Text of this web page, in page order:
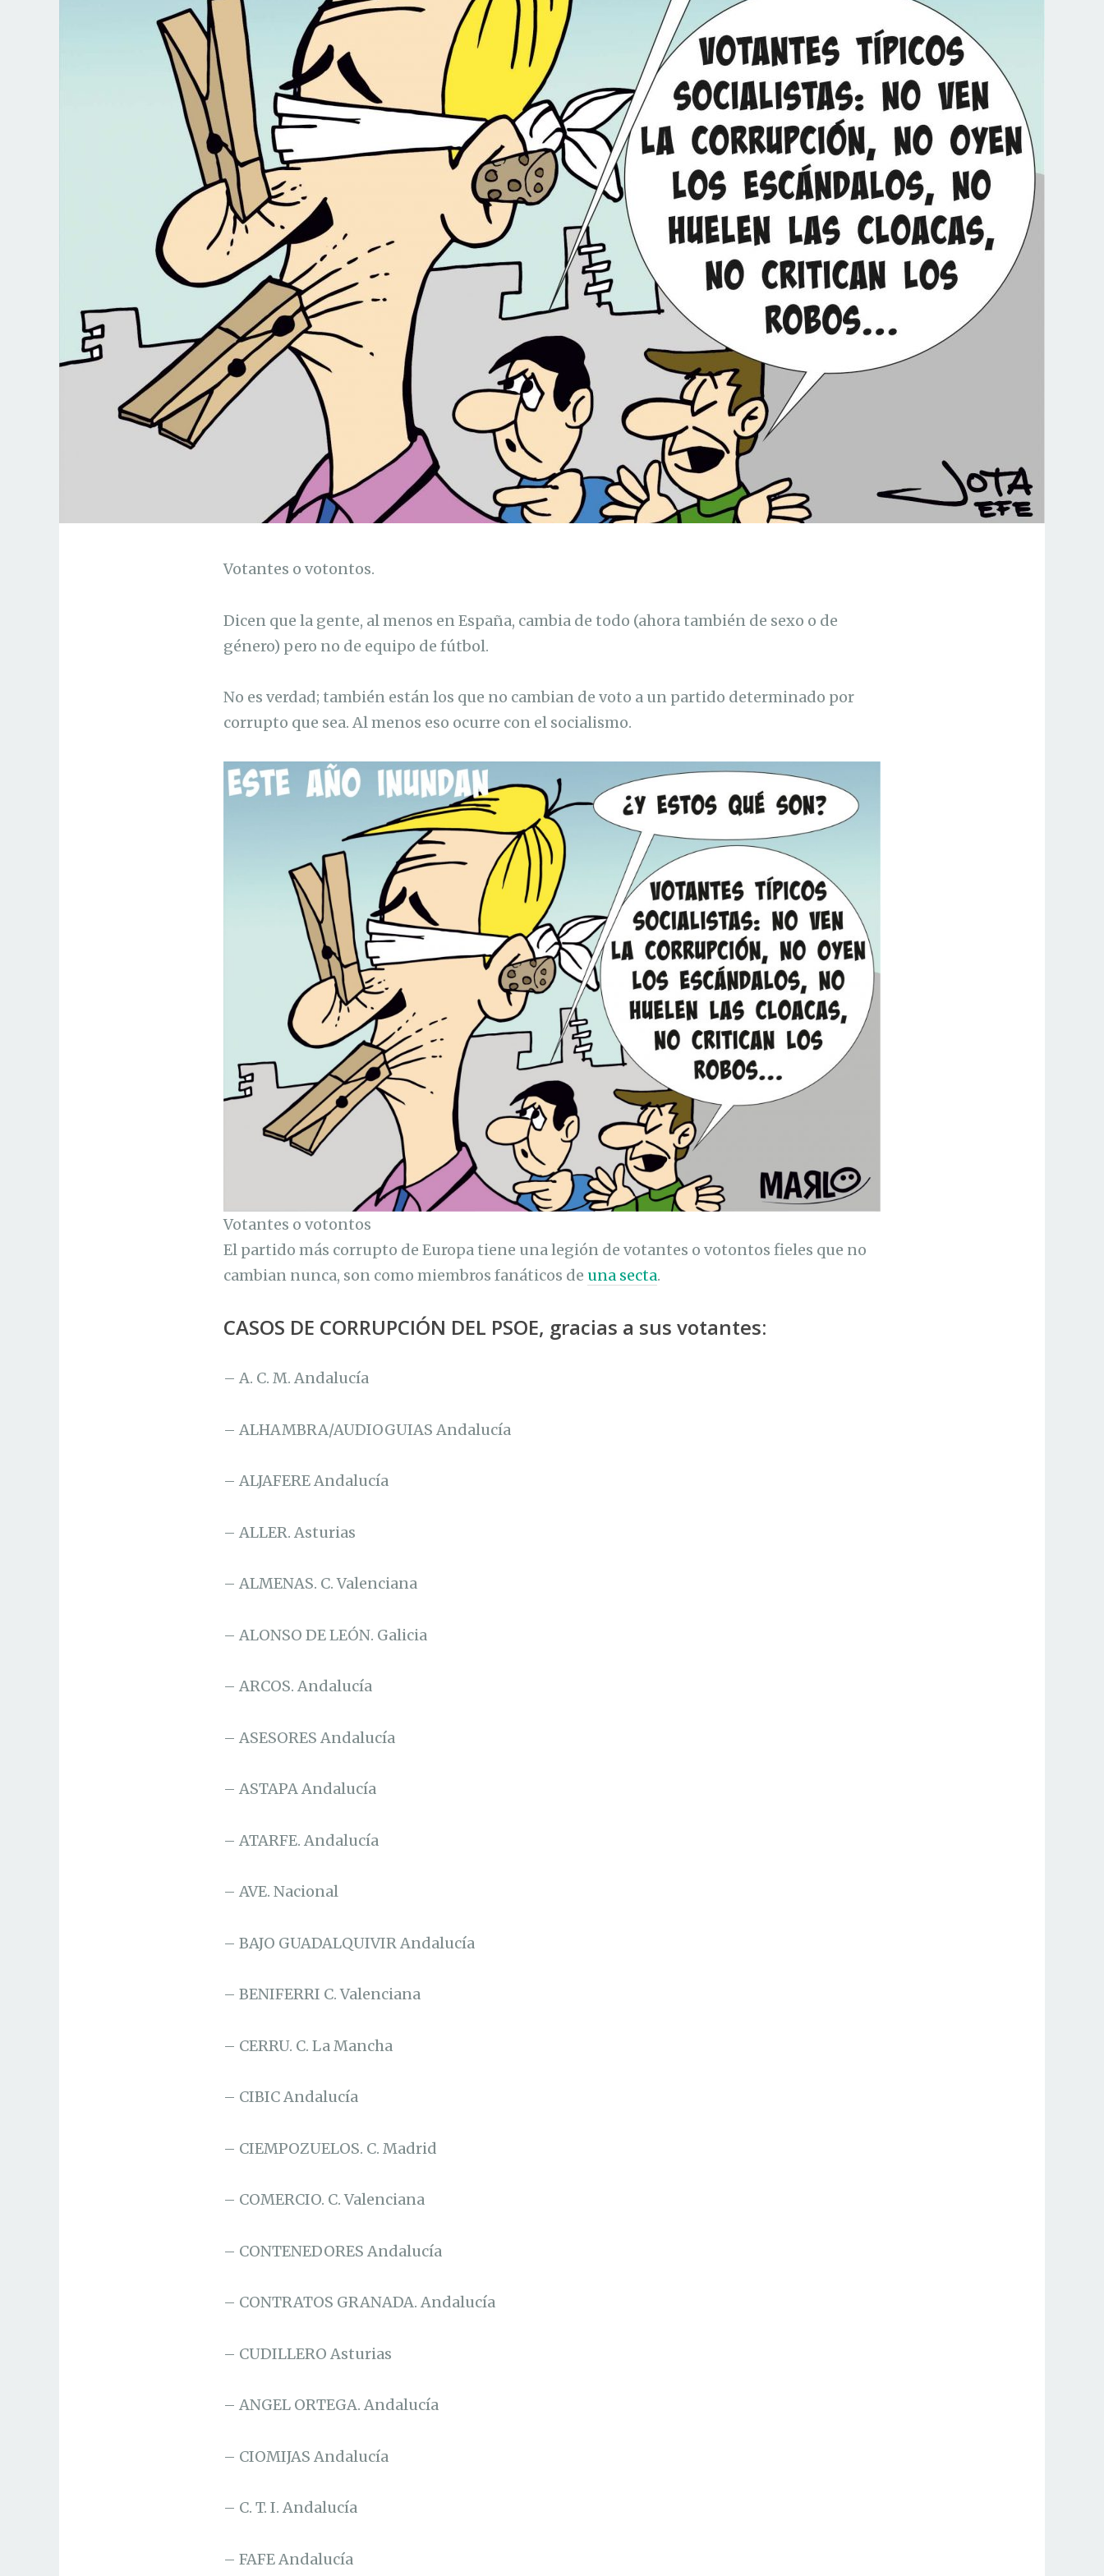
Votantes o votontos.
Dicen que la gente, al menos en España, cambia de todo (ahora también de sexo o de
género) pero no de equipo de fútbol.
No es verdad; también están los que no cambian de voto a un partido determinado por
corrupto que sea. Al menos eso ocurre con el socialismo.
Votantes o votontos
El partido más corrupto de Europa tiene una legión de votantes o votontos fieles que no
cambian nunca, son como miembros fanáticos de una secta.
CASOS DE CORRUPCIÓN DEL PSOE, gracias a sus votantes:
– A. C. M. Andalucía
– ALHAMBRA/AUDIOGUIAS Andalucía
– ALJAFERE Andalucía
– ALLER. Asturias
– ALMENAS. C. Valenciana
– ALONSO DE LEÓN. Galicia
– ARCOS. Andalucía
– ASESORES Andalucía
– ASTAPA Andalucía
– ATARFE. Andalucía
– AVE. Nacional
– BAJO GUADALQUIVIR Andalucía
– BENIFERRI C. Valenciana
– CERRU. C. La Mancha
– CIBIC Andalucía
– CIEMPOZUELOS. C. Madrid
– COMERCIO. C. Valenciana
– CONTENEDORES Andalucía
– CONTRATOS GRANADA. Andalucía
– CUDILLERO Asturias
– ANGEL ORTEGA. Andalucía
– CIOMIJAS Andalucía
– C. T. I. Andalucía
– FAFE Andalucía